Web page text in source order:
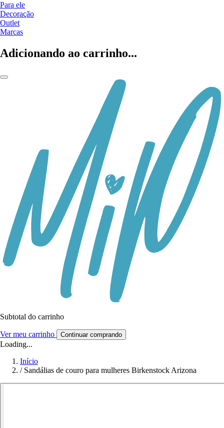
Para ele
Decoração
Outlet
Marcas
Adicionando ao carrinho...
Subtotal do carrinho
Ver meu carrinho Continuar comprando
Loading...
Início
/ Sandálias de couro para mulheres Birkenstock Arizona